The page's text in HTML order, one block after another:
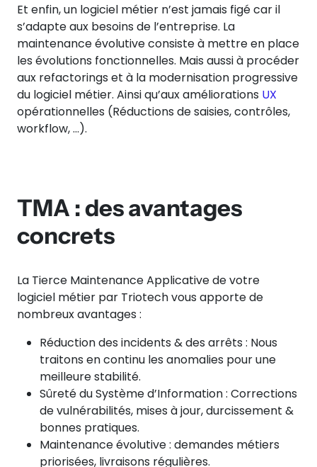
Et enfin, un logiciel métier n’est jamais figé car il
s’adapte aux besoins de l’entreprise. La
maintenance évolutive consiste à mettre en place
les évolutions fonctionnelles. Mais aussi à procéder
aux refactorings et à la modernisation progressive
du logiciel métier. Ainsi qu’aux améliorations UX
opérationnelles (Réductions de saisies, contrôles,
workflow, …).
TMA : des avantages
concrets
La Tierce Maintenance Applicative de votre
logiciel métier par Triotech vous apporte de
nombreux avantages :
Réduction des incidents & des arrêts : Nous
traitons en continu les anomalies pour une
meilleure stabilité.
Sûreté du Système d’Information : Corrections
de vulnérabilités, mises à jour, durcissement &
bonnes pratiques.
Maintenance évolutive : demandes métiers
priorisées, livraisons régulières.